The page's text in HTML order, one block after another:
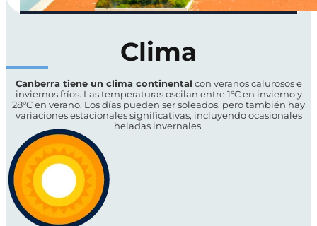
Clima
Canberra tiene un clima continental con veranos calurosos e
inviernos fríos. Las temperaturas oscilan entre 1°C en invierno y
28°C en verano. Los días pueden ser soleados, pero también hay
variaciones estacionales significativas, incluyendo ocasionales
heladas invernales.